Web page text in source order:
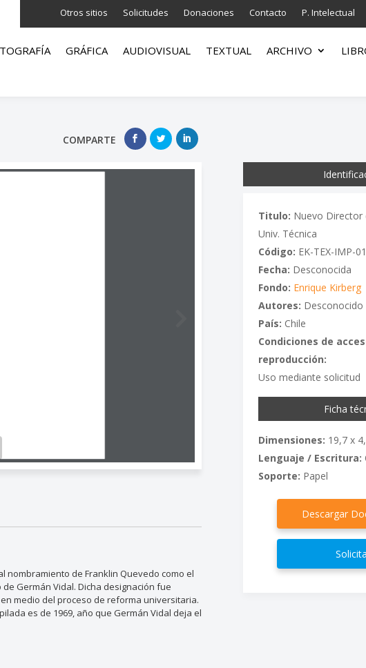
Otros sitios Solicitudes Donaciones Contacto P. Intelectual
GRÁFICA AUDIOVISUAL TEXTUAL ARCHIVO
COMPARTE
nombramiento de Franklin Quevedo como el
Germán Vidal. Dicha designación fue
medio del proceso de reforma universitaria.
es de 1969, año que Germán Vidal deja el
Titulo: Nuevo Director
Univ. Técnica
Código: EK-TEX-IMP-
Fecha: Desconocida
Fondo: Enrique Kirberg
Autores: Desconocido
País: Chile
Condiciones de
reproducción:
Uso mediante solicitud
Ficha
Dimensiones: 19,7 x
Lenguaje / Escritura:
Soporte: Papel
Descargar